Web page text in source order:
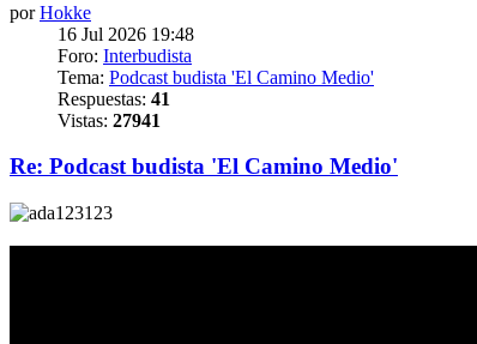
porHokke
16 Jul 2026 19:48
Foro: Interbudista
Tema: Podcast budista 'El Camino Medio'
Respuestas: 41
Vistas: 27941
Re: Podcast budista 'El Camino Medio'